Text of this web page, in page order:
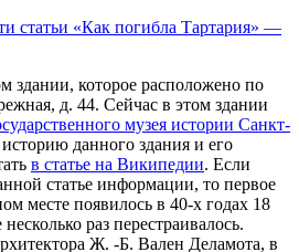
статьи «Как погибла Тартария» —
здании, которое расположено по
д. 44. Сейчас в этом здании
музея истории Санкт-
данного здания и его
в статье на Википедии. Если
статье информации, то первое
месте появилось в 40-х годах 18
раз перестраивалось.
Ж. -Б. Вален Деламота, в